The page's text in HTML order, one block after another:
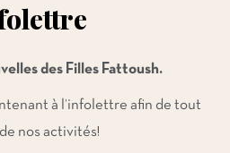
des Filles Fattoush.
à l’infolettre afin de tout
nos activités!